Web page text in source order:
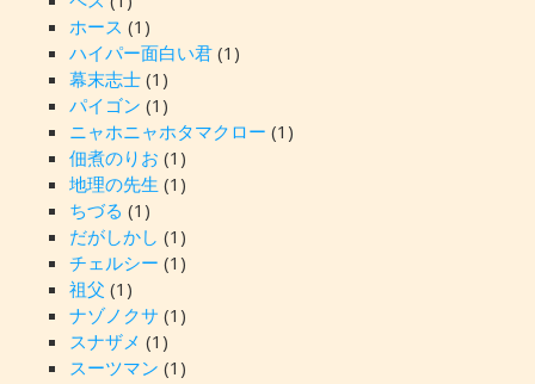
ホース (1)
ハイパー面白い君(1)
幕末志士(1)
パイゴン (1)
ニャホニャホタマクロー (1)
佃煮のりお (1)
地理の先生 (1)
ちづる (1)
だがしかし (1)
チェルシー (1)
祖父 (1)
ナゾノクサ (1)
スナザメ (1)
スーツマン (1)